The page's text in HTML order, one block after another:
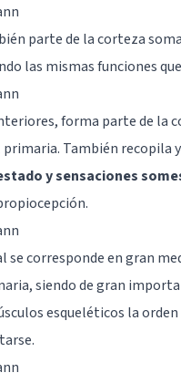
parte de la corteza
las mismas funciones
forma parte de la
También recopila
y sensaciones
se corresponde en gran
siendo de gran
esqueléticos la orden